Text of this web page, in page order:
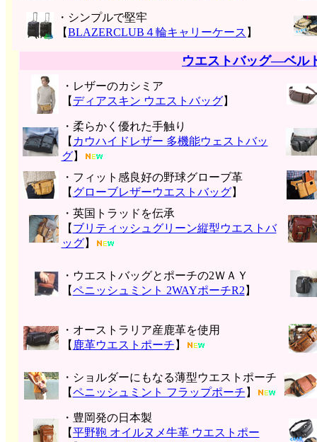
・シンプルで堅牢
【BLAZERCLUB４輪キャリーケース 】
ウエストバッグ―ベル
・レザーのカシミア
【 ディアスキン ウエストバッグ】
・柔らかく優れた手触り
【 カウハイドレザー 多機能ウェストバッ
グ】
・フィット感良好の野球グローブ革
【 グローブレザーウエストバッグ】
・英国トラッドを伝承
【 ブリティッシュグリーン縦型ウエストバ
ッグ】
・ウエストバッグとポーチの2ＷＡＹ
【ペニッシュミント 2WAYポーチR2 】
・オーストラリア産鹿革を使用
【 鹿革ウエストポーチ 】
・ショルダーにもなる薄型ウエストポーチ
【ペニッシュミント フラップポーチ 】
・豊岡発の日本製
【平野鞄 オイルヌメ牛革 ウエストポー